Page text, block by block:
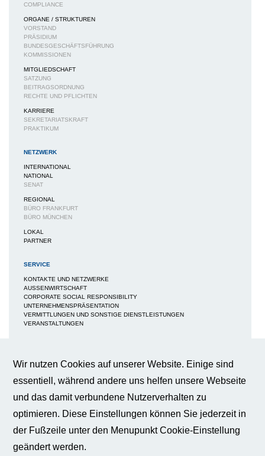
COMPLIANCE
ORGANE / STRUKTUREN
VORSTAND
PRÄSIDIUM
BUNDESGESCHÄFTSFÜHRUNG
KOMMISSIONEN
MITGLIEDSCHAFT
SATZUNG
BEITRAGSORDNUNG
RECHTE UND PFLICHTEN
KARRIERE
SEKRETARIATSKRAFT
PRAKTIKUM
NETZWERK
INTERNATIONAL
NATIONAL
SENAT
REGIONAL
BÜRO FRANKFURT
BÜRO MÜNCHEN
LOKAL
PARTNER
SERVICE
KONTAKTE UND NETZWERKE
AUSSENWIRTSCHAFT
CORPORATE SOCIAL RESPONSIBILITY
UNTERNEHMENSPRÄSENTATION
VERMITTLUNGEN UND SONSTIGE DIENSTLEISTUNGEN
VERANSTALTUNGEN
NEWS / BERICHTE / ARTIKEL
BROSCHÜREN
FAQS
BROSCHÜRE INNOVATION - KÜNSTLICHE INTELLIGENZ
PRESSE
Wir nutzen Cookies auf unserer Website. Einige sind
essentiell, während andere uns helfen unsere Webseite
und das damit verbundene Nutzerverhalten zu
optimieren. Diese Einstellungen können Sie jederzeit in
der Fußzeile unter den Menupunkt Cookie-Einstellung
geändert werden.
Webseite, um Ihnen ein bestmögliches
Nutzungserlebnis zu gewährleisten.
Weitere Informationen
Essentiell